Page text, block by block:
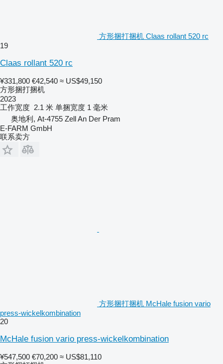
方形捆打捆机 Claas rollant 520 rc
19
Claas rollant 520 rc
¥331,800 €42,540 ≈ US$49,150
方形捆打捆机
2023
工作宽度 2.1 米 单捆宽度 1 毫米
奥地利, At-4755 Zell An Der Pram
E-FARM GmbH
联系卖方
方形捆打捆机 McHale fusion vario
press-wickelkombination
20
McHale fusion vario press-wickelkombination
¥547,500 €70,200 ≈ US$81,110